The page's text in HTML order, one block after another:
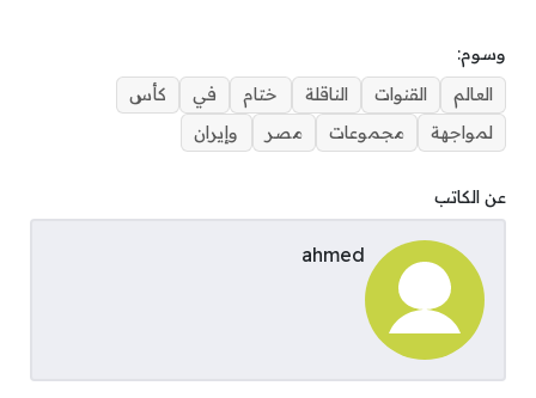
وسوم:
العالم
القنوات الناقلة ختام في
كأس
لمواجهة
مجموعات مصر وإيران
عن الكاتب
ahmed